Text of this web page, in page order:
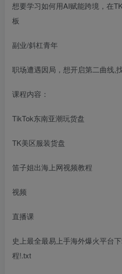
想要学习如何用AI赋能跨境，在
板
副业/斜杠青年
职场遭遇因局，想开启第二曲线,
课程内容：
TikTok东南亚潮玩货盘
TK美区服装货盘
笛子姐出海上网视频教程
视频
直播课
史上最全最易上手海外爆火平台
程!.txt